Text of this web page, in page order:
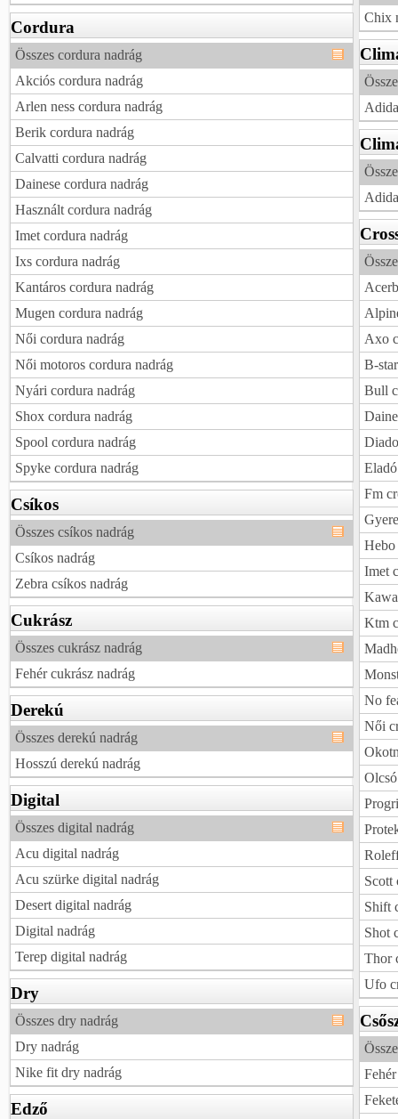
Cordura
Összes cordura nadrág
Akciós cordura nadrág
Arlen ness cordura nadrág
Berik cordura nadrág
Calvatti cordura nadrág
Dainese cordura nadrág
Használt cordura nadrág
Imet cordura nadrág
Ixs cordura nadrág
Kantáros cordura nadrág
Mugen cordura nadrág
Női cordura nadrág
Női motoros cordura nadrág
Nyári cordura nadrág
Shox cordura nadrág
Spool cordura nadrág
Spyke cordura nadrág
Csíkos
Összes csíkos nadrág
Csíkos nadrág
Zebra csíkos nadrág
Cukrász
Összes cukrász nadrág
Fehér cukrász nadrág
Derekú
Összes derekú nadrág
Hosszú derekú nadrág
Digital
Összes digital nadrág
Acu digital nadrág
Acu szürke digital nadrág
Desert digital nadrág
Digital nadrág
Terep digital nadrág
Dry
Összes dry nadrág
Dry nadrág
Nike fit dry nadrág
Edző
Chix
Axo
B-
Bull
Fm
Hebo
Imet
Ktm
No
Női
Scott
Shift
Shot
Thor
Ufo